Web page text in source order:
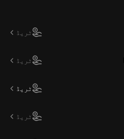
ٹریڈ
ٹریڈ
ٹریڈ
ٹریڈ